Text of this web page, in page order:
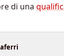
di una